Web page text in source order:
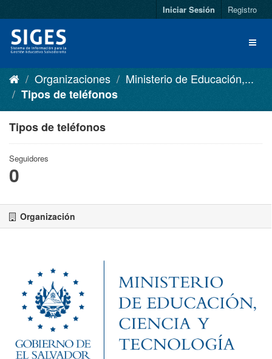
Iniciar Sesión Registro
Organizaciones
Ministerio de Educación,...
Tipos de teléfonos
Tipos de teléfonos
Seguidores
0
Organización